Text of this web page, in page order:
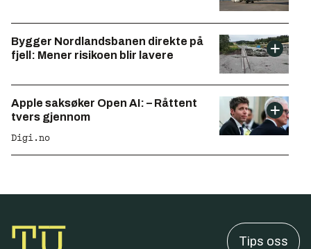
Bygger Nordlandsbanen direkte på
fjell: Mener risikoen blir lavere
Apple saksøker Open AI: – Råttent
tvers gjennom
Digi.no
Tips oss